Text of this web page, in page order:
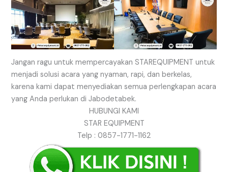
Jangan ragu untuk mempercayakan STAREQUIPMENT untuk
menjadi solusi acara yang nyaman, rapi, dan berkelas,
karena kami dapat menyediakan semua perlengkapan acara
yang Anda perlukan di Jabodetabek.
HUBUNGI KAMI
STAR EQUIPMENT
Telp : 0857-1771-1162